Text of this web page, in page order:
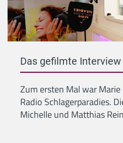
Das gefilmte
Zum ersten Mal war Marie
Radio Schlagerparadies.
Michelle und Matthias